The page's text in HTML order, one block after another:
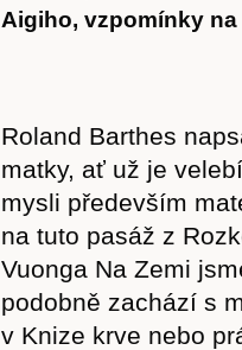
Aigiho, vzpomínky
Roland Barthes
matky, ať už je
mysli především
na tuto pasáž z
Vuonga Na Zemi
podobně zachází s
v Knize krve nebo